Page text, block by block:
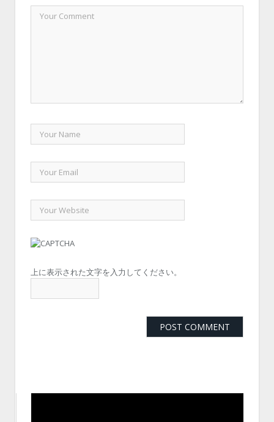
上に表示された文字を入力してください。